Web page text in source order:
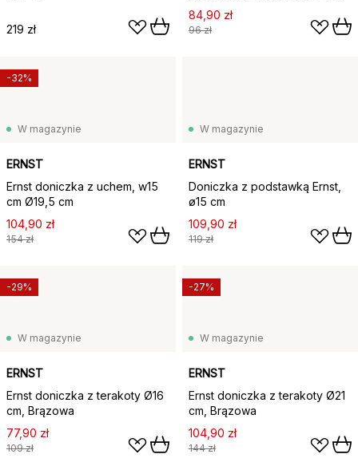
219 zł
cm Ø14 cm
84,90 zł
96 zł
W magazynie
ERNST
Ernst doniczka z uchem, w15
cm Ø19,5 cm
104,90 zł
154 zł
-32%
W magazynie
ERNST
Doniczka z podstawką Ernst,
ø15 cm
109,90 zł
119 zł
W magazynie
ERNST
Ernst doniczka z terakoty Ø16
cm, Brązowa
77,90 zł
109 zł
-29%
W magazynie
ERNST
Ernst doniczka z terakoty Ø21
cm, Brązowa
104,90 zł
144 zł
-27%